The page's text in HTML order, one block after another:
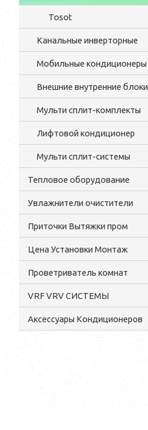
Tosot
Канальные инверторные
Мобильные кондиционеры
Внешние внутренние блоки
Мульти cплит-комплекты
Лифтовой кондиционер
Мульти сплит-системы
Тепловое оборудование
Увлажнители очистители
Приточки Вытяжки пром
Цена Установки Монтаж
Проветриватель комнат
VRF VRV СИСТЕМЫ
Аксессуары Кондиционеров